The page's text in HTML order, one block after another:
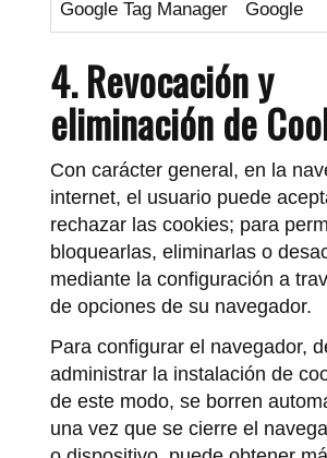
Google Tag Manager Google
4. Revocación y
eliminación de
Con carácter general, en la
internet, el usuario puede
rechazar las cookies; para
bloquearlas, eliminarlas o
mediante la configuración a
de opciones de su navegador.
Para configurar el navegador,
administrar la instalación de
de este modo, se borren
una vez que se cierre el